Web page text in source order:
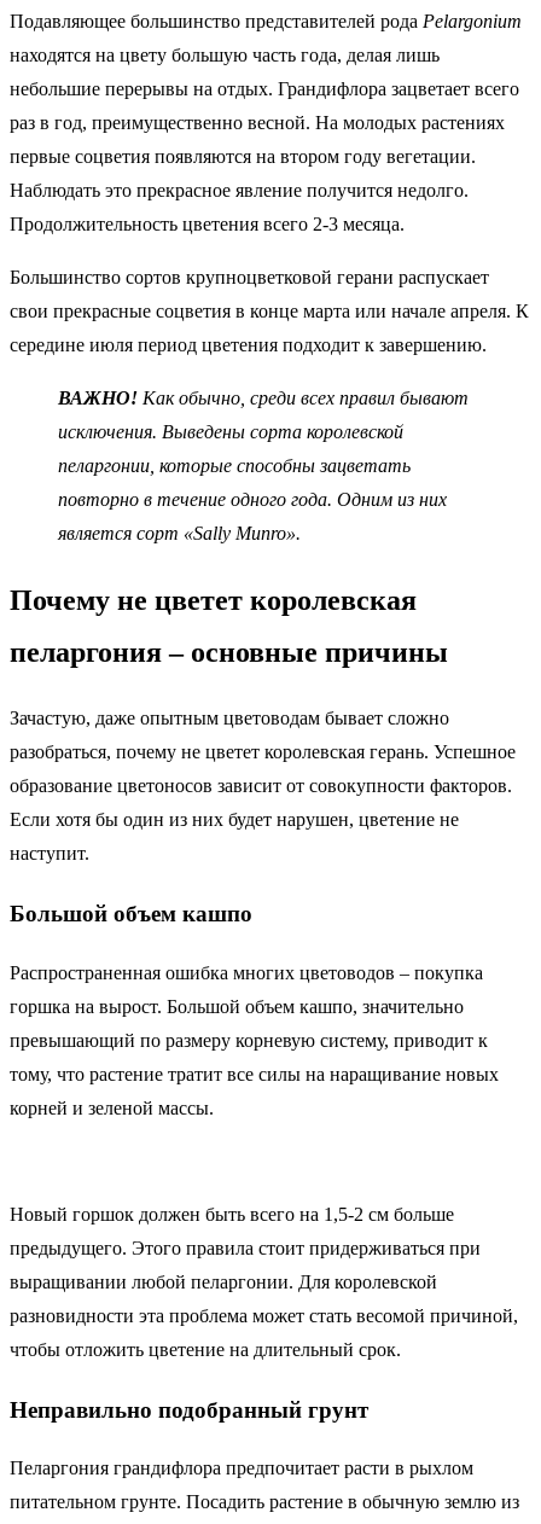
Подавляющее большинство представителей рода Pelargonium
находятся на цвету большую часть года, делая лишь
небольшие перерывы на отдых. Грандифлора зацветает всего
раз в год, преимущественно весной. На молодых растениях
первые соцветия появляются на втором году вегетации.
Наблюдать это прекрасное явление получится недолго.
Продолжительность цветения всего 2-3 месяца.
Большинство сортов крупноцветковой герани распускает
свои прекрасные соцветия в конце марта или начале апреля. К
середине июля период цветения подходит к завершению.
ВАЖНО! Как обычно, среди всех правил бывают
исключения. Выведены сорта королевской
пеларгонии, которые способны зацветать
повторно в течение одного года. Одним из них
является сорт «Sally Munro».
Почему не цветет королевская
пеларгония – основные причины
Зачастую, даже опытным цветоводам бывает сложно
разобраться, почему не цветет королевская герань. Успешное
образование цветоносов зависит от совокупности факторов.
Если хотя бы один из них будет нарушен, цветение не
наступит.
Большой объем кашпо
Распространенная ошибка многих цветоводов – покупка
горшка на вырост. Большой объем кашпо, значительно
превышающий по размеру корневую систему, приводит к
тому, что растение тратит все силы на наращивание новых
корней и зеленой массы.
Новый горшок должен быть всего на 1,5-2 см больше
предыдущего. Этого правила стоит придерживаться при
выращивании любой пеларгонии. Для королевской
разновидности эта проблема может стать весомой причиной,
чтобы отложить цветение на длительный срок.
Неправильно подобранный грунт
Пеларгония грандифлора предпочитает расти в рыхлом
питательном грунте. Посадить растение в обычную землю из